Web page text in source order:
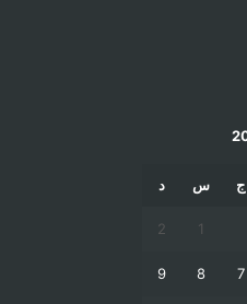
ج س د
1
2
7
8
9